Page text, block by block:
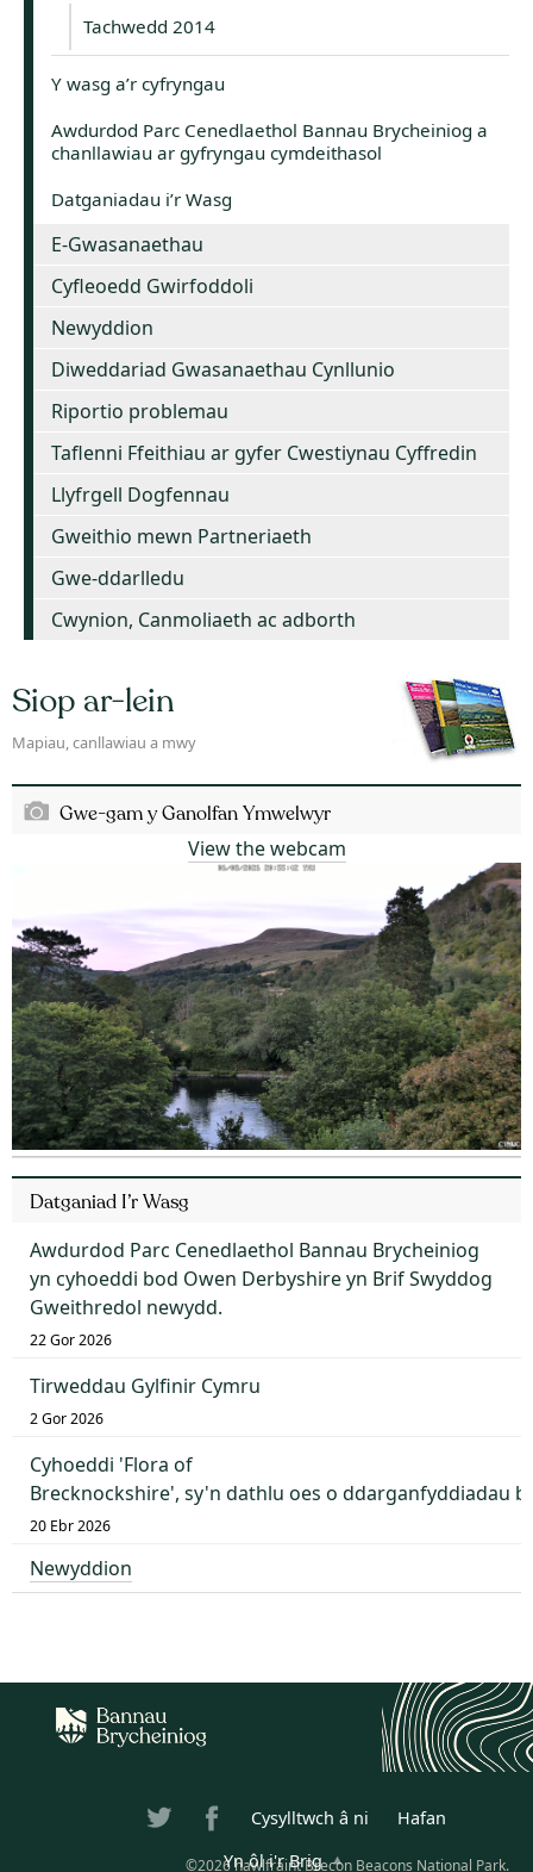
Tachwedd 2014
Y wasg a’r cyfryngau
Awdurdod Parc Cenedlaethol Bannau Brycheiniog a
chanllawiau ar gyfryngau cymdeithasol
Datganiadau i’r Wasg
E-Gwasanaethau
Cyfleoedd Gwirfoddoli
Newyddion
Diweddariad Gwasanaethau Cynllunio
Riportio problemau
Taflenni Ffeithiau ar gyfer Cwestiynau Cyffredin
Llyfrgell Dogfennau
Gweithio mewn Partneriaeth
Gwe-ddarlledu
Cwynion, Canmoliaeth ac adborth
Siop ar-lein
Mapiau, canllawiau a mwy
Gwe-gam y Ganolfan Ymwelwyr
View the webcam
Datganiad I’r Wasg
Awdurdod Parc Cenedlaethol Bannau Brycheiniog
yn cyhoeddi bod Owen Derbyshire yn Brif Swyddog
Gweithredol newydd.
22 Gor 2026
Tirweddau Gylfinir Cymru
2 Gor 2026
Cyhoeddi 'Flora of
Brecknockshire', sy'n dathlu oes o ddarganfyddiadau
20 Ebr 2026
Newyddion
Cysylltwch â ni
Hafan
Yn ôl i'r Brig
©2026 hawlfraint Brecon Beacons National Park.